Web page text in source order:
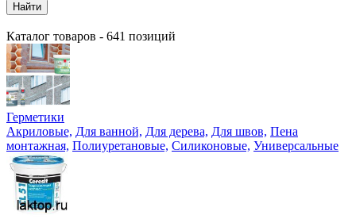
Найти
Каталог товаров - 641 позиций
Герметики
Акриловые, Для ванной, Для дерева, Для швов, Пена
монтажная, Полиуретановые, Силиконовые, Универсальные